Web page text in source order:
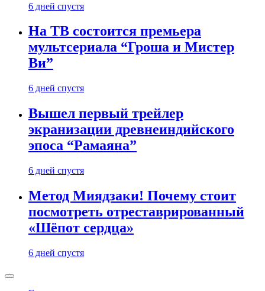
6 дней спустя
На ТВ состоится премьера
мультсериала “Гроша и Мистер
Ви”
6 дней спустя
Вышел первый трейлер
экранизации древнеиндийского
эпоса “Рамаяна”
6 дней спустя
Метод Миядзаки! Почему стоит
посмотреть отреставрированный
«Шёпот сердца»
6 дней спустя